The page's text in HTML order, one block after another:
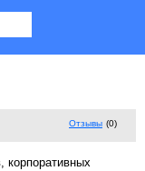
Отзывы (0)